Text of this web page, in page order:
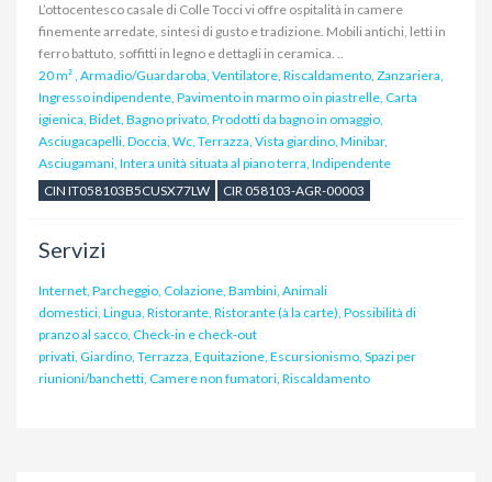
L’ottocentesco casale di Colle Tocci vi offre ospitalità in camere
finemente arredate, sintesi di gusto e tradizione. Mobili antichi, letti in
ferro battuto, soffitti in legno e dettagli in ceramica. ..
20 m², Armadio/Guardaroba, Ventilatore, Riscaldamento, Zanzariera,
Ingresso indipendente, Pavimento in marmo o in piastrelle, Carta
igienica, Bidet, Bagno privato, Prodotti da bagno in omaggio,
Asciugacapelli, Doccia, Wc, Terrazza, Vista giardino, Minibar,
Asciugamani, Intera unità situata al piano terra, Indipendente
CIN IT058103B5CUSX77LW
CIR 058103-AGR-00003
Servizi
Internet, Parcheggio, Colazione, Bambini, Animali
domestici, Lingua, Ristorante, Ristorante (à la carte), Possibilità di
pranzo al sacco, Check-in e check-out
privati, Giardino, Terrazza, Equitazione, Escursionismo, Spazi per
riunioni/banchetti, Camere non fumatori, Riscaldamento